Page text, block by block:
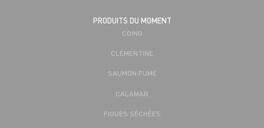
PRODUITS DU MOMENT
COING
CLÉMENTINE
SAUMON FUMÉ
CALAMAR
FIGUES SÉCHÉES